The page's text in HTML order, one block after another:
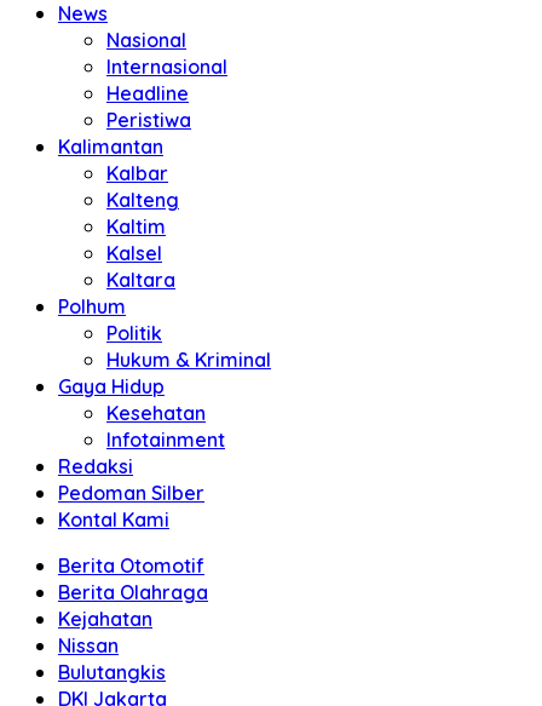
News
Nasional
Internasional
Headline
Peristiwa
Kalimantan
Kalbar
Kalteng
Kaltim
Kalsel
Kaltara
Polhum
Politik
Hukum & Kriminal
Gaya Hidup
Kesehatan
Infotainment
Redaksi
Pedoman Silber
Kontal Kami
Berita Otomotif
Berita Olahraga
Kejahatan
Nissan
Bulutangkis
DKI Jakarta